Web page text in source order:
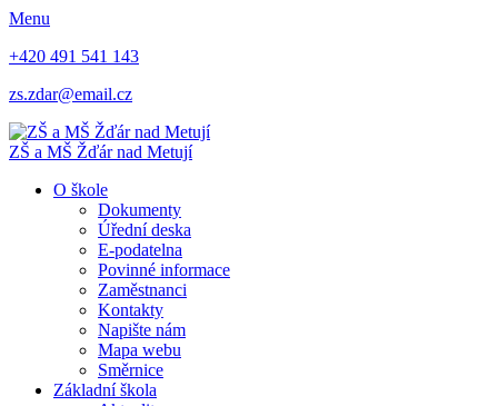
Menu
+420 491 541 143
zs.zdar@email.cz
ZŠ a MŠ Žďár nad Metují
O škole
Dokumenty
Úřední deska
E-podatelna
Povinné informace
Zaměstnanci
Kontakty
Napište nám
Mapa webu
Směrnice
Základní škola